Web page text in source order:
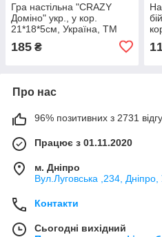
Гра настільна "CRAZY
Доміно" укр., у кор.
21*18*5см, Україна, ТМ
185 ₴
Про нас
96% позитивних з 2731
Працює з 01.11.2020
м. Дніпро
Вул.Луговська ,234, Дніпро,
Контакти
Сьогодні вихідний